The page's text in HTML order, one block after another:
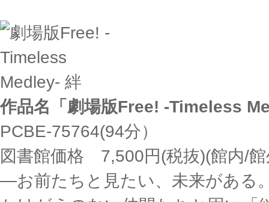
作品名「劇場版Free! -Timeless
PCBE-75764(94分）
図書館価格 7,500円(税抜)(館内/館
―お前たちと見たい、未来がある